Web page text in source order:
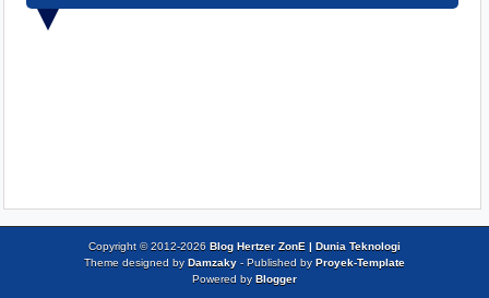
Copyright © 2012-2026 Blog Hertzer ZonE | Dunia Teknologi
Theme designed by Damzaky - Published by Proyek-Template
Powered by Blogger